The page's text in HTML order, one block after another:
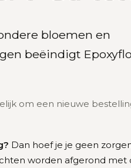
bloemen en
beëindigt
om een nieuwe
Dan hoef je je geen
worden afgerond met